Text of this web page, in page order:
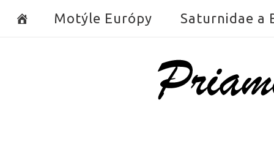
Motýle Európy Saturnidae a
Home